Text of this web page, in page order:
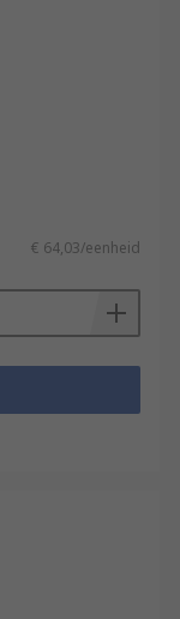
€ 64,03/eenheid